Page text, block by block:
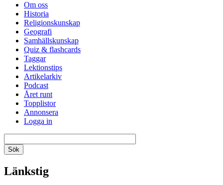
Om oss
Historia
Religionskunskap
Geografi
Samhällskunskap
Quiz & flashcards
Taggar
Lektionstips
Artikelarkiv
Podcast
Året runt
Topplistor
Annonsera
Logga in
Länkstig